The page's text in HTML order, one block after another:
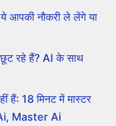
नौकरी ले लेंगे या
रहे हैं? AI के साथ
हैं: 18 मिनट में मास्टर
Master Ai